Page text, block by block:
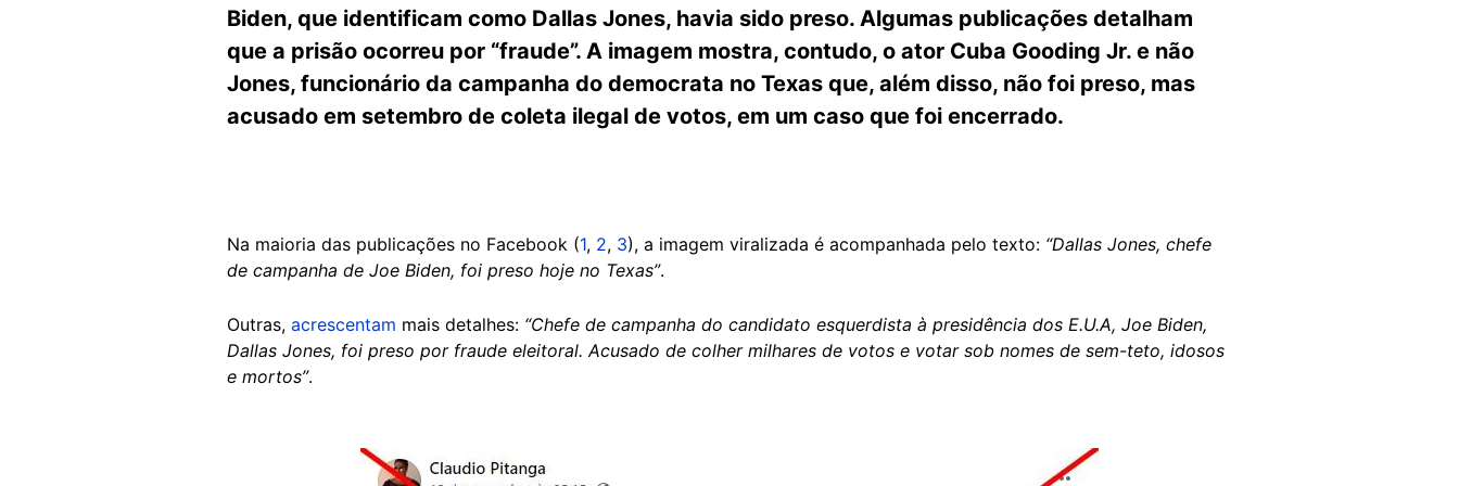
Biden, que identificam como Dallas Jones, havia sido preso. Algumas publicações detalham
que a prisão ocorreu por “fraude”. A imagem mostra, contudo, o ator Cuba Gooding Jr. e não
Jones, funcionário da campanha do democrata no Texas que, além disso, não foi preso, mas
acusado em setembro de coleta ilegal de votos, em um caso que foi encerrado.
Na maioria das publicações no Facebook (1, 2, 3), a imagem viralizada é acompanhada pelo texto: “Dallas Jones, chefe
de campanha de Joe Biden, foi preso hoje no Texas”.
Outras, acrescentam mais detalhes: “Chefe de campanha do candidato esquerdista à presidência dos E.U.A, Joe Biden,
Dallas Jones, foi preso por fraude eleitoral. Acusado de colher milhares de votos e votar sob nomes de sem-teto, idosos
e mortos”.